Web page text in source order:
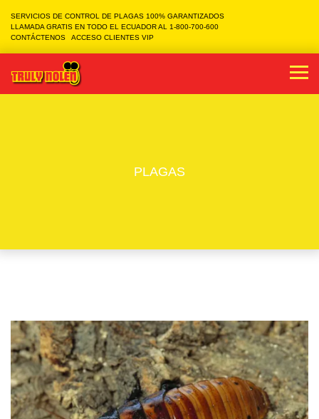
SERVICIOS DE CONTROL DE PLAGAS 100% GARANTIZADOS
LLAMADA GRATIS EN TODO EL ECUADOR AL 1-800-700-600
CONTÁCTENOS
ACCESO CLIENTES VIP
PLAGAS